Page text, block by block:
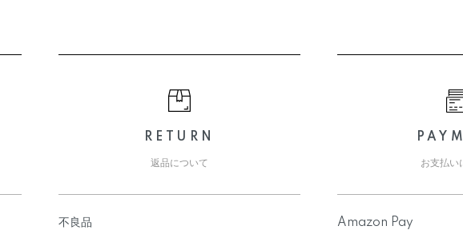
RETURN
返品について
不良品
お支払い
Amazon Pay